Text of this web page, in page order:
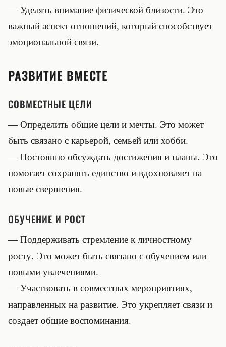
— Уделять внимание физической близости. Это
важный аспект отношений, который способствует
эмоциональной связи.
РАЗВИТИЕ ВМЕСТЕ
СОВМЕСТНЫЕ ЦЕЛИ
— Определить общие цели и мечты. Это может
быть связано с карьерой, семьей или хобби.
— Постоянно обсуждать достижения и планы. Это
помогает сохранять единство и вдохновляет на
новые свершения.
ОБУЧЕНИЕ И РОСТ
— Поддерживать стремление к личностному
росту. Это может быть связано с обучением или
новыми увлечениями.
— Участвовать в совместных мероприятиях,
направленных на развитие. Это укрепляет связи и
создает общие воспоминания.